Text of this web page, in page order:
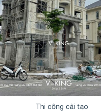
Thi công cải tạo